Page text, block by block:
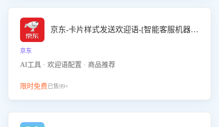
京东-卡片样式发送欢迎语-[智能客服机器人]
京东
AI工具 · 欢迎语配置 · 商品推荐
限时免费已售99+